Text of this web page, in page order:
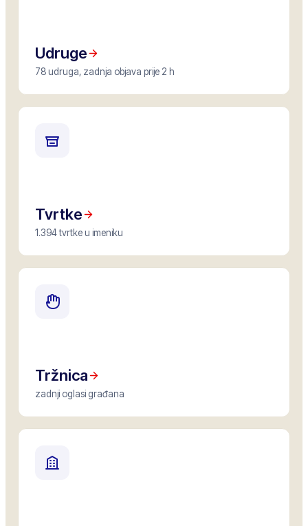
Udruge
78 udruga, zadnja objava prije 2 h
Tvrtke
1.394 tvrtke u imeniku
Tržnica
zadnji oglasi građana